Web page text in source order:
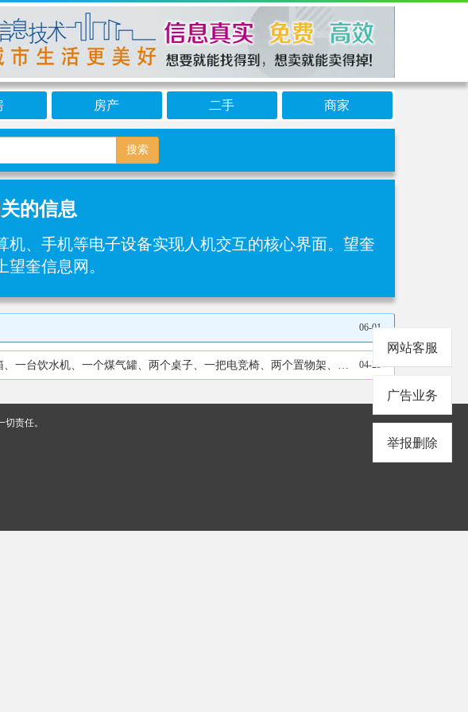
房产 二手 商家
搜索
的信息
、手机等电子设备实现人机交互的核心界面‌。望奎
奎信息网。
06-01
一个煤气罐、两个桌子、一把电竞椅、两个置物架、衣服等。15146531277 04-29
责任。
网站客服
广告业务
举报删除